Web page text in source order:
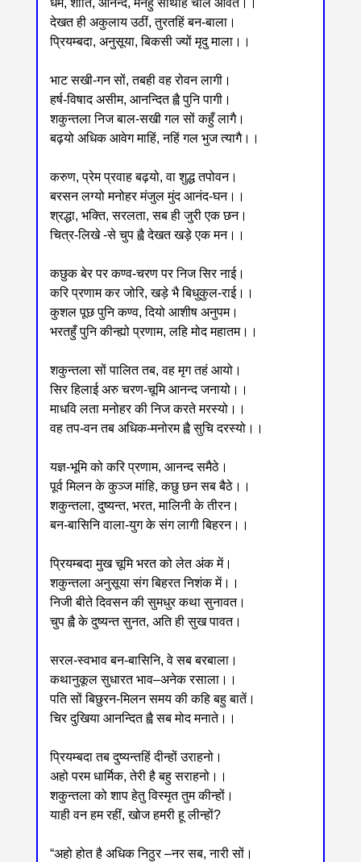
धर्म, शांति, आनन्द, मनहुं साथहिं चलि आवत।।
देखत ही अकुलाय उठीं, तुरतहिं बन-बाला।
प्रियम्बदा, अनुसूया, बिकसी ज्यों मृदु माला।।
भाट सखी-गन सों, तबही वह रोवन लागी।
हर्ष-विषाद असीम, आनन्दित ह्वै पुनि पागी।
शकुन्तला निज बाल-सखी गल सों कहुँ लागै।
बढ़यो अधिक आवेग माहिं, नहिं गल भुज त्यागै।।
करुण, प्रेम प्रवाह बढ़यो, वा शुद्ध तपोवन।
बरसन लग्यो मनोहर मंजुल मुंद आनंद-घन।।
श्रद्धा, भक्ति, सरलता, सब ही जुरी एक छन।
चित्र-लिखे -से चुप ह्वै देखत खड़े एक मन।।
कछुक बेर पर कण्व-चरण पर निज सिर नाई।
करि प्रणाम कर जोरि, खड़े भै बिधुकुल-राई।।
कुशल पूछ पुनि कण्व, दियो आशीष अनुपम।
भरतहुँ पुनि कीन्ह्यो प्रणाम, लहि मोद महातम।।
शकुन्तला सों पालित तब, वह मृग तहं आयो।
सिर हिलाई अरु चरण-चूमि आनन्द जनायो।।
माधवि लता मनोहर की निज करते मरस्यो।।
वह तप-वन तब अधिक-मनोरम ह्वै सुचि दरस्यो।।
यज्ञ-भूमि को करि प्रणाम, आनन्द समैठे।
पूर्व मिलन के कुञ्ज मांहि, कछु छन सब बैठे।।
शकुन्तला, दुष्यन्त, भरत, मालिनी के तीरन।
बन-बासिनि वाला-युग के संग लागी बिहरन।।
प्रियम्बदा मुख चूमि भरत को लेत अंक में।
शकुन्तला अनुसूया संग बिहरत निशंक में।।
निजी बीते दिवसन की सुमधुर कथा सुनावत।
चुप ह्वै के दुष्यन्त सुनत, अति ही सुख पावत।
सरल-स्वभाव बन-बासिनि, वे सब बरबाला।
कथानुकूल सुधारत भाव‒अनेक रसाला।।
पति सों बिछुरन-मिलन समय की कहि बहु बातें।
चिर दुखिया आनन्दित ह्वै सब मोद मनाते।।
प्रियम्बदा तब दुष्यन्तहिं दीन्हों उराहनो।
अहो परम धार्मिक, तेरी है बहु सराहनो।।
शकुन्तला को शाप हेतु विस्मृत तुम कीन्हों।
याही वन हम रहीं, खोज हमरी हू लीन्हों?
“अहो होत है अधिक निठुर ‒नर सब, नारी सों।